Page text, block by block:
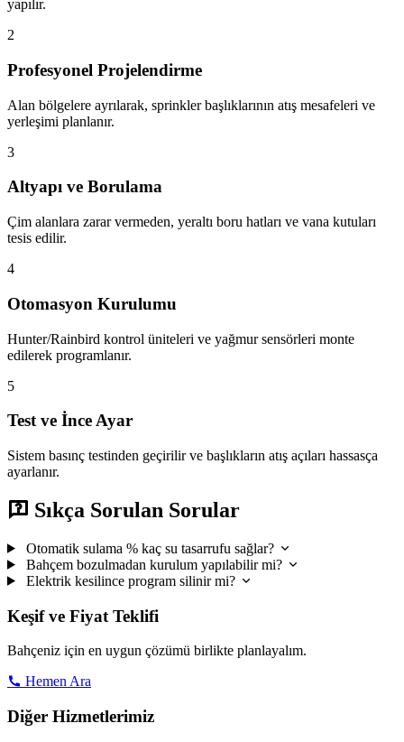
yapılır.
2
Profesyonel Projelendirme
Alan bölgelere ayrılarak, sprinkler başlıklarının atış mesafeleri ve
yerleşimi planlanır.
3
Altyapı ve Borulama
Çim alanlara zarar vermeden, yeraltı boru hatları ve vana kutuları
tesis edilir.
4
Otomasyon Kurulumu
Hunter/Rainbird kontrol üniteleri ve yağmur sensörleri monte
edilerek programlanır.
5
Test ve İnce Ayar
Sistem basınç testinden geçirilir ve başlıkların atış açıları hassasça
ayarlanır.
Sıkça Sorulan Sorular
Otomatik sulama % kaç su tasarrufu sağlar?
Bahçem bozulmadan kurulum yapılabilir mi?
Elektrik kesilince program silinir mi?
Keşif ve Fiyat Teklifi
Bahçeniz için en uygun çözümü birlikte planlayalım.
Hemen Ara
Diğer Hizmetlerimiz